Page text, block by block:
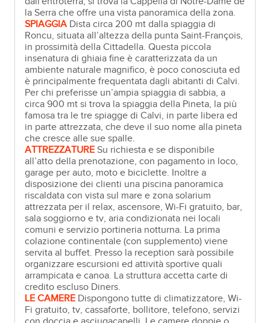
la Serra che offre una vista panoramica della zona.
SPIAGGIA Dista circa 200 mt dalla spiaggia di
Roncu, situata all’altezza della punta Saint-François,
in prossimità della Cittadella. Questa piccola
insenatura di ghiaia fine è caratterizzata da un
ambiente naturale magnifico, è poco conosciuta ed
è principalmente frequentata dagli abitanti di Calvi.
Per chi preferisse un’ampia spiaggia di sabbia, a
circa 900 mt si trova la spiaggia della Pineta, la più
famosa tra le tre spiagge di Calvi, in parte libera ed
in parte attrezzata, che deve il suo nome alla pineta
che cresce alle sue spalle.
ATTREZZATURE Su richiesta e se disponibile
all’atto della prenotazione, con pagamento in loco,
garage per auto, moto e biciclette. Inoltre a
disposizione dei clienti una piscina panoramica
riscaldata con vista sul mare e zona solarium
attrezzata per il relax, ascensore, Wi-Fi gratuito, bar,
sala soggiorno e tv, aria condizionata nei locali
comuni e servizio portineria notturna. La prima
colazione continentale (con supplemento) viene
servita al buffet. Presso la reception sarà possibile
organizzare escursioni ed attività sportive quali
arrampicata e canoa. La struttura accetta carte di
credito escluso Diners.
LE CAMERE Dispongono tutte di climatizzatore, Wi-
Fi gratuito, tv, cassaforte, bollitore, telefono, servizi